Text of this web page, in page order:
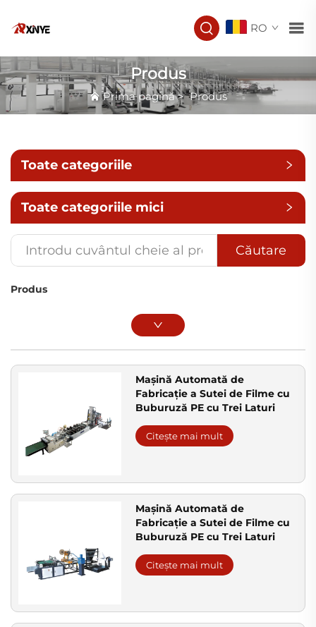
RO
Produs
Prima pagină>Produs
Toate categoriile
Toate categoriile mici
Căutare
Produs
Mașină Automată de
Fabricație a Sutei de Filme cu
Buburuză PE cu Trei Laturi
Citește mai mult
Mașină Automată de
Fabricație a Sutei de Filme cu
Buburuză PE cu Trei Laturi
Citește mai mult